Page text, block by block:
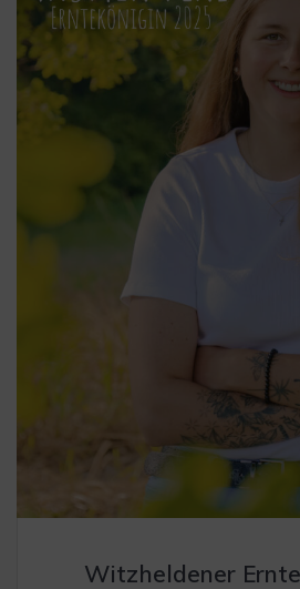
Witzheldener